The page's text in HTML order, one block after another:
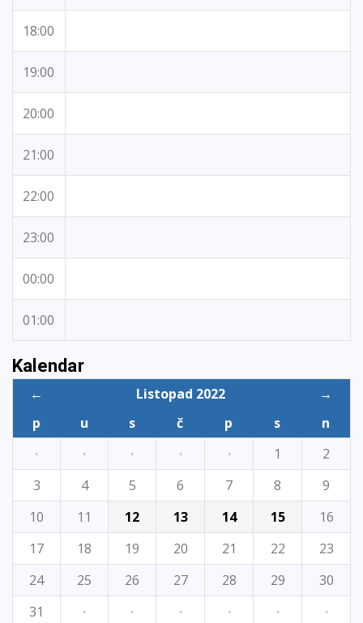
18:00
19:00
20:00
21:00
22:00
23:00
00:00
01:00
Kalendar
← Listopad 2022
→
p
u s č p s
n
·
· · · · 1
2
3
4 5 6 7 8
9
10
11 12 13 14 15
16
17
18 19 20 21 22
23
24
25 26 27 28 29
30
31
· · · · · ·